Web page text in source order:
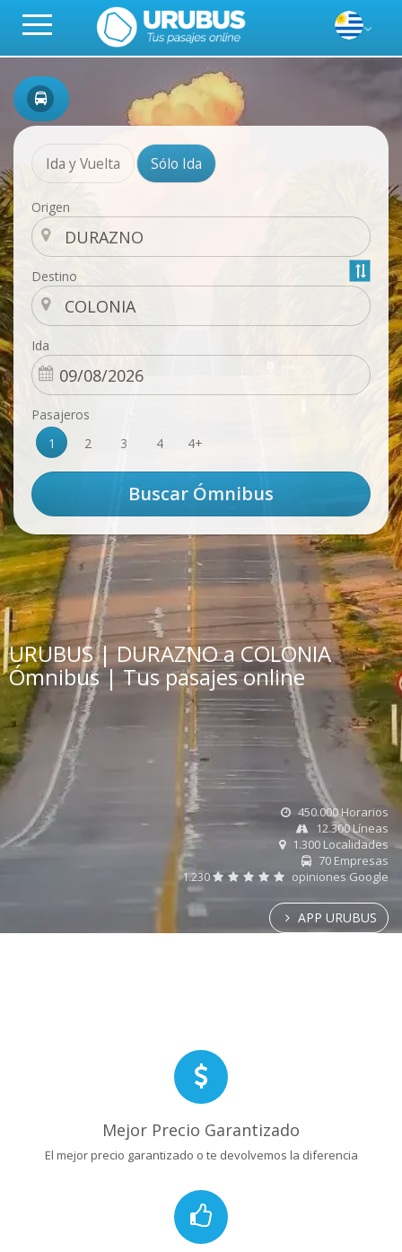
Ida y Vuelta Sólo Ida
Origen
Destino
Ida
Pasajeros
1
2 3 4 4+
URUBUS | DURAZNO a COLONIA
Ómnibus | Tus pasajes online
450.000 Horarios
12.300 Líneas
1.300 Localidades
70 Empresas
1.230
opiniones Google
APP URUBUS
Mejor Precio Garantizado
El mejor precio garantizado o te devolvemos la diferencia